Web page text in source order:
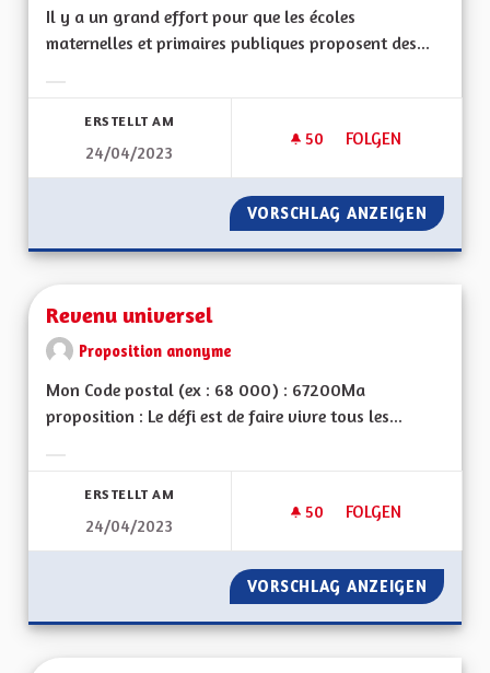
Il y a un grand effort pour que les écoles
maternelles et primaires publiques proposent des...
ERSTELLT AM
24/04/2023
50 50 FOLLOWER
FOLGEN
DES PARCOURS
VORSCHLAG ANZEIGEN DES
Revenu universel
Proposition anonyme
Mon Code postal (ex : 68 000) : 67200Ma
proposition : Le défi est de faire vivre tous les...
ERSTELLT AM
24/04/2023
50 50 FOLLOWER
FOLGEN
REVENU UNIVERSEL
VORSCHLAG ANZEIGEN